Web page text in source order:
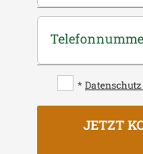
*
JETZT